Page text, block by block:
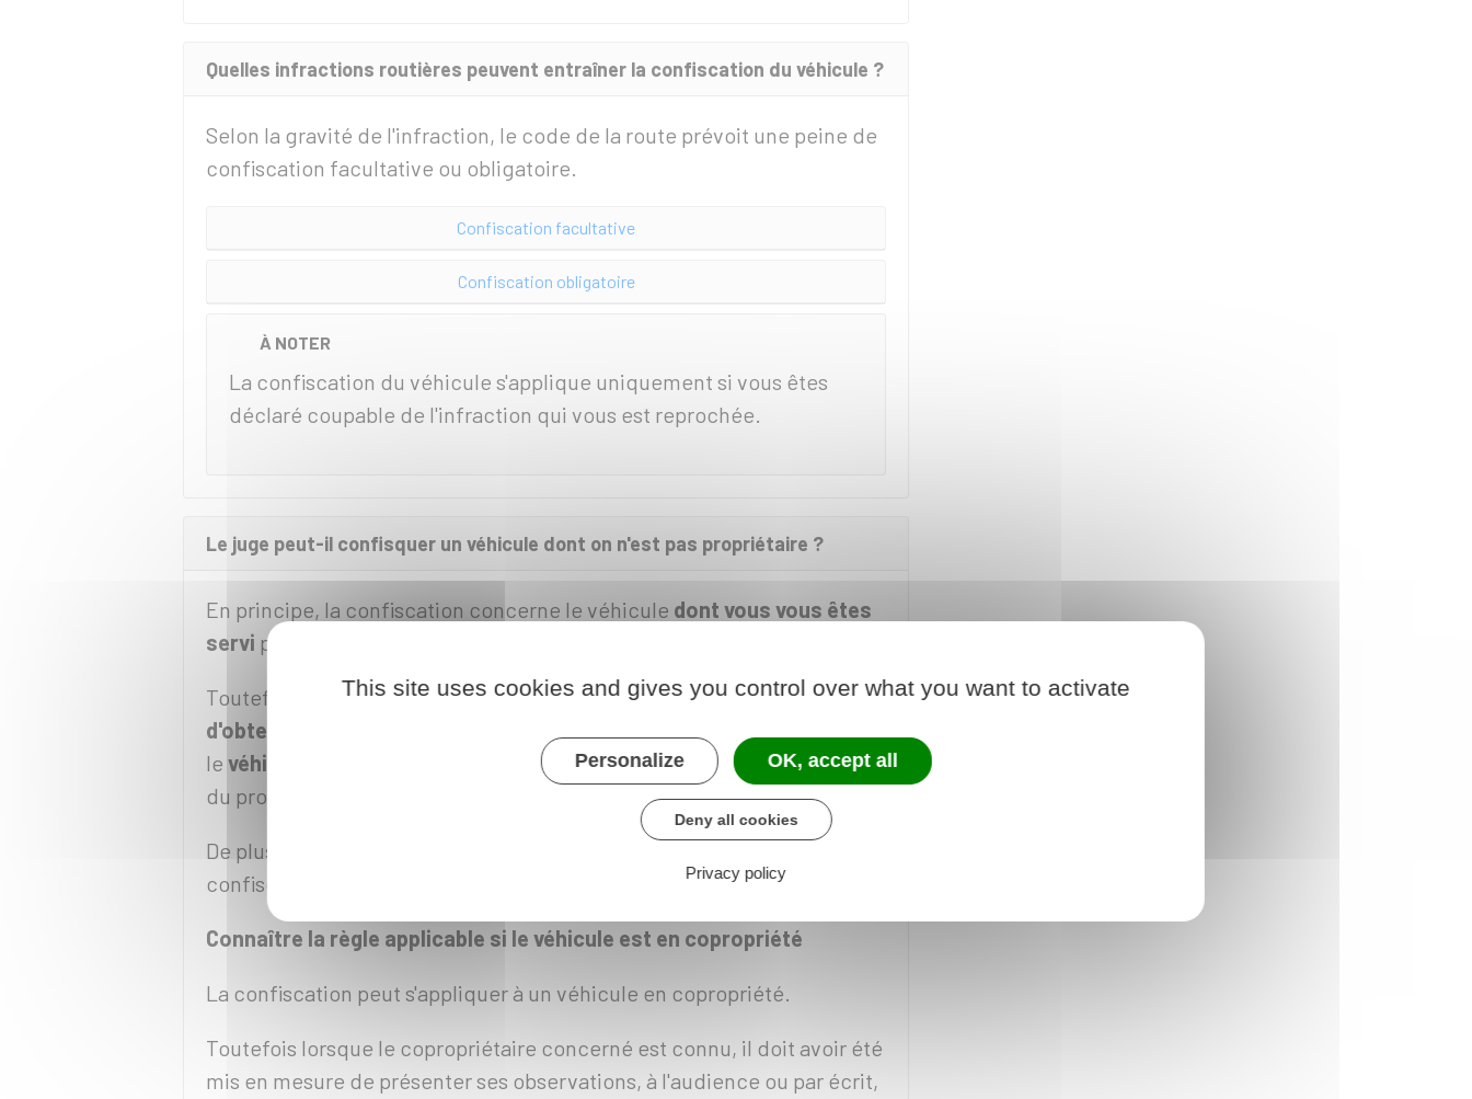
Quelles infractions routières peuvent entraîner la confiscation du véhicule ?
Selon la gravité de l'infraction, le code de la route prévoit une peine de
confiscation facultative ou obligatoire.
Confiscation facultative
Confiscation obligatoire
À NOTER
La confiscation du véhicule s'applique uniquement si vous êtes
déclaré coupable de l'infraction qui vous est reprochée.
Le juge peut-il confisquer un véhicule dont on n'est pas propriétaire ?
En principe, la confiscation concerne le véhicule dont vous vous êtes
servi pour commettre l'infraction et
Toutefois,
en cas de condamnation à la suite d'un refus
d'obtempérer
le véhicule dont vous avez la libre disposition, sous réserve des droits
du propriétaire de bonne foi.
De plus, en cas de condamnation à la suite d'un refus d'obtempérer, la
confiscation peut concerner
plusieurs de vos véhicules .
Connaître la règle applicable si le véhicule est en copropriété
La confiscation peut s'appliquer à un véhicule en copropriété.
Toutefois lorsque le copropriétaire concerné est connu, il doit avoir été
mis en mesure de présenter ses observations, à l'audience ou par écrit,
This site uses cookies and gives you control over what you want to activate
Personalize OK, accept all
Deny all cookies
Privacy policy